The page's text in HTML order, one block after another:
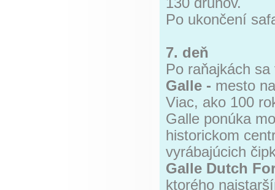
Po ukončení
7. deň
Po raňajkách
Galle - mesto
Viac, ako 100
Galle ponúka
historickom
vyrábajúcich
Galle Dutch
ktorého